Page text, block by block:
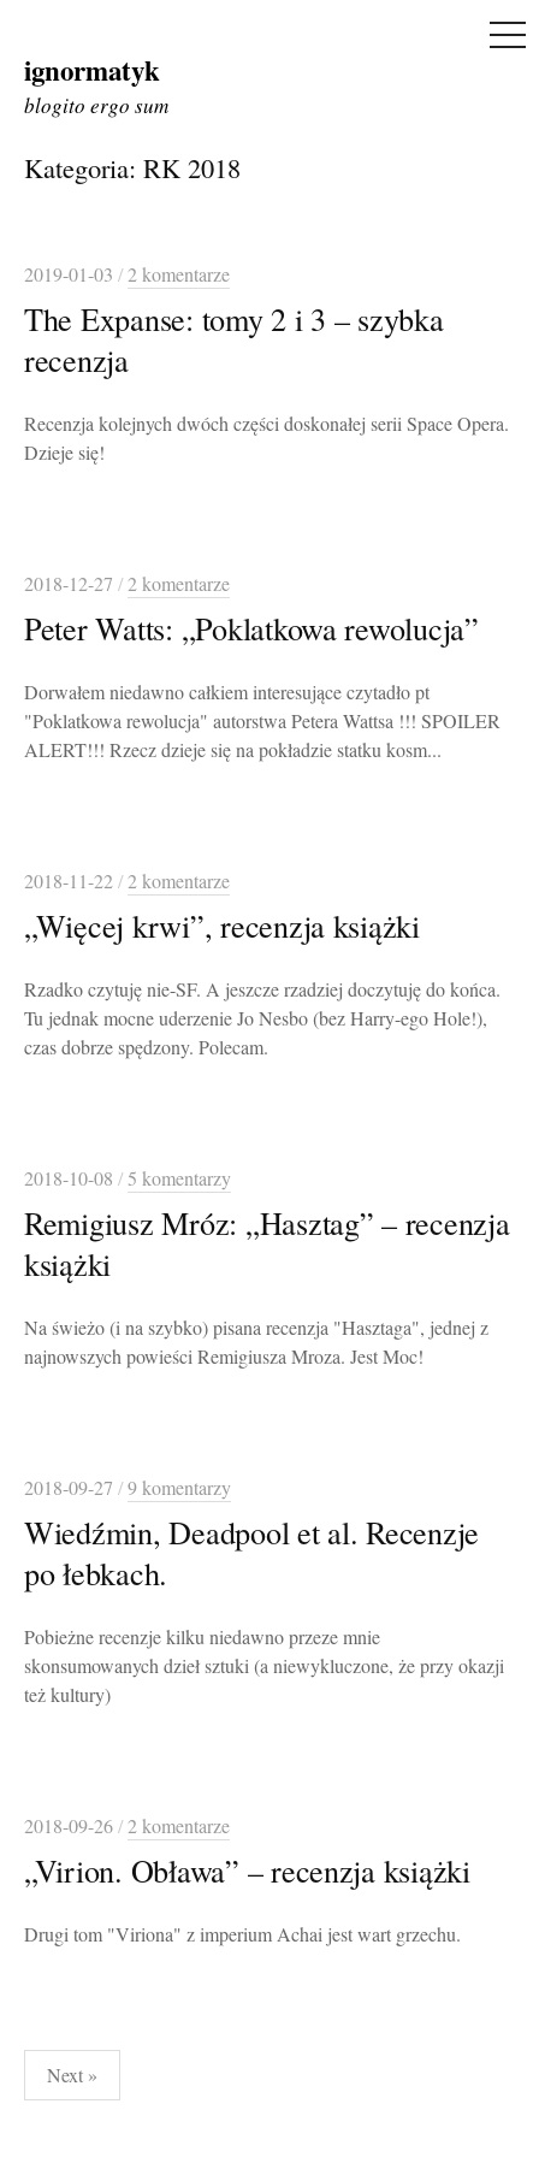
Skip
to
ignormatyk
blogito ergo sum
Kategoria: RK 2018
2019-01-03 /2 komentarze
The Expanse: tomy 2 i 3 – szybka
recenzja
Recenzja kolejnych dwóch części doskonałej serii Space Opera.
Dzieje się!
2018-12-27 /2 komentarze
Peter Watts: „Poklatkowa rewolucja”
Dorwałem niedawno całkiem interesujące czytadło pt
"Poklatkowa rewolucja" autorstwa Petera Wattsa !!! SPOILER
ALERT!!! Rzecz dzieje się na pokładzie statku kosm...
2018-11-22/2 komentarze
„Więcej krwi”, recenzja książki
Rzadko czytuję nie-SF. A jeszcze rzadziej doczytuję do końca.
Tu jednak mocne uderzenie Jo Nesbo (bez Harry-ego Hole!),
czas dobrze spędzony. Polecam.
2018-10-08 /5 komentarzy
Remigiusz Mróz: „Hasztag” – recenzja
książki
Na świeżo (i na szybko) pisana recenzja "Hasztaga", jednej z
najnowszych powieści Remigiusza Mroza. Jest Moc!
2018-09-27 /9 komentarzy
Wiedźmin, Deadpool et al. Recenzje
po łebkach.
Pobieżne recenzje kilku niedawno przeze mnie
skonsumowanych dzieł sztuki (a niewykluczone, że przy okazji
też kultury)
2018-09-26/2 komentarze
„Virion. Obława” – recenzja książki
Drugi tom "Viriona" z imperium Achai jest wart grzechu.
Stronicowanie
wpisów
Next »